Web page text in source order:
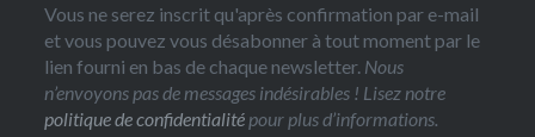
Vous ne serez inscrit qu'après confirmation par e-mail
et vous pouvez vous désabonner à tout moment par le
lien fourni en bas de chaque newsletter. Nous
n’envoyons pas de messages indésirables ! Lisez notre
politique de confidentialité pour plus d’informations.